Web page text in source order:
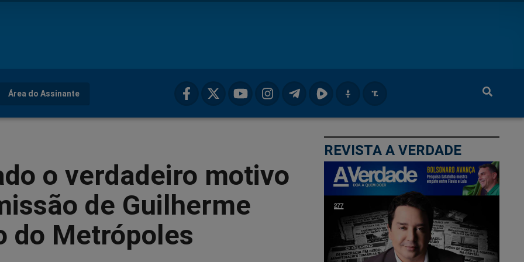
Área do Assinante
o verdadeiro motivo
de Guilherme
do Metrópoles
REVISTA A VERDADE